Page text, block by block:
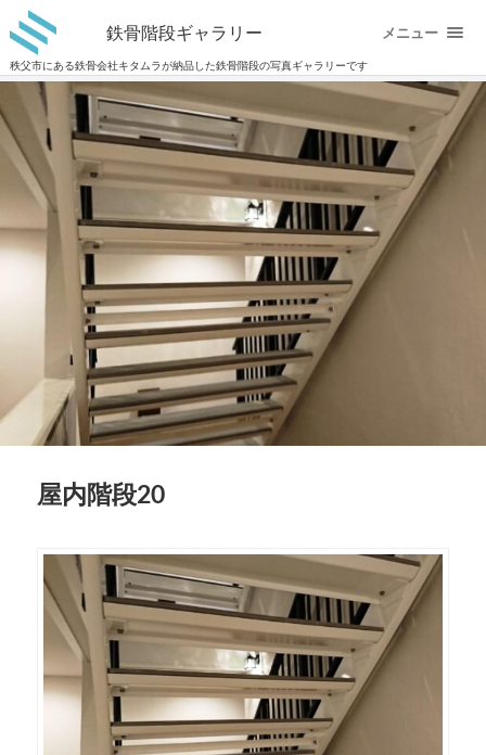
鉄骨階段ギャラリー
秩父市にある鉄骨会社キタムラが納品した鉄骨階段の写真ギャラリーです
メニュー
屋内階段20